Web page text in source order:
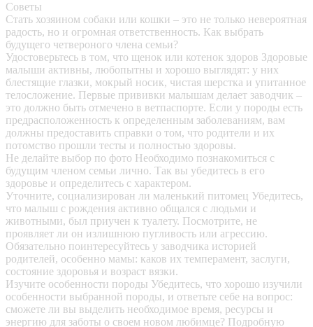
Советы
Стать хозяином собаки или кошки – это не только невероятная
радость, но и огромная ответственность. Как выбрать
будущего четвероного члена семьи?
Удостоверьтесь в том, что щенок или котенок здоров Здоровые
малыши активны, любопытны и хорошо выглядят: у них
блестящие глазки, мокрый носик, чистая шерстка и упитанное
телосложение. Первые прививки малышам делает заводчик –
это должно быть отмечено в ветпаспорте. Если у породы есть
предрасположенность к определенным заболеваниям, вам
должны предоставить справки о том, что родители и их
потомство прошли тесты и полностью здоровы.
Не делайте выбор по фото Необходимо познакомиться с
будущим членом семьи лично. Так вы убедитесь в его
здоровье и определитесь с характером.
Уточните, социализирован ли маленький питомец Убедитесь,
что малыш с рождения активно общался с людьми и
животными, был приучен к туалету. Посмотрите, не
проявляет ли он излишнюю пугливость или агрессию.
Обязательно поинтересуйтесь у заводчика историей
родителей, особенно мамы: каков их темперамент, заслуги,
состояние здоровья и возраст вязки.
Изучите особенности породы Убедитесь, что хорошо изучили
особенности выбранной породы, и ответьте себе на вопрос:
сможете ли вы выделить необходимое время, ресурсы и
энергию для заботы о своем новом любимце? Подробную